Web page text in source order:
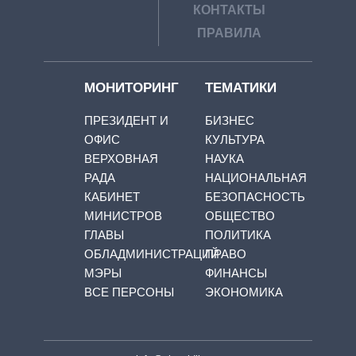
КОНТАКТЫ
ПРАВИЛА
МОНИТОРИНГ
ПРЕЗИДЕНТ И
ОФИС
ВЕРХОВНАЯ
РАДА
КАБИНЕТ
МИНИСТРОВ
ГЛАВЫ
ОБЛАДМИНИСТРАЦИЙ
МЭРЫ
ВСЕ ПЕРСОНЫ
ТЕМАТИКИ
БИЗНЕС
КУЛЬТУРА
НАУКА
НАЦИОНАЛЬНАЯ
БЕЗОПАСНОСТЬ
ОБЩЕСТВО
ПОЛИТИКА
ПРАВО
ФИНАНСЫ
ЭКОНОМИКА